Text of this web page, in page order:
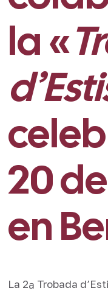
la «
20
en
La 2ª Trobada